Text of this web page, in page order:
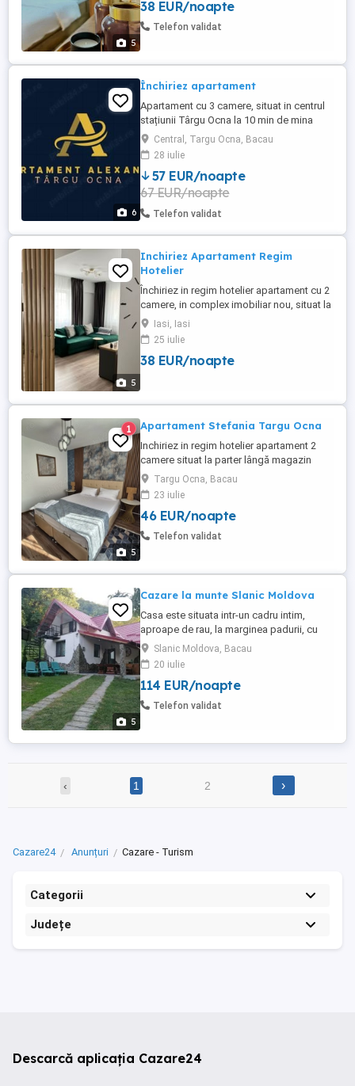
5
minute de centrul orașului. Pentru
perioade mai lungi de o săptămână pretul
38 EUR/noapte
Telefon validat
6
Închiriez apartament
Apartament cu 3 camere, situat in centrul
stațiunii Târgu Ocna la 10 min de mina
salina Pentru mai multe detalii sunați
Capacitate 5 persoane !
Central, Targu Ocna, Bacau
28 iulie
57 EUR/noapte
67 EUR/noapte
Telefon validat
5
Inchiriez Apartament Regim
Hotelier
Închiriez in regim hotelier apartament cu 2
camere, in complex imobiliar nou, situat la
2 km de centrul orașului Iași, aproape de
ieșirea din oraș, în cartier Dacia.
Apartamentul este complet mobilat și
utilat, dispune de loc de parcare privat,
Iasi, Iasi
25 iulie
38 EUR/noapte
5
1 Apartament Stefania Targu Ocna
Inchiriez in regim hotelier apartament 2
camere situat la parter lângă magazin
pennyTargu Ocna, Bacau
23 iulie
46 EUR/noapte
Telefon validat
5
Cazare la munte Slanic Moldova
Casa este situata intr-un cadru intim,
aproape de rau, la marginea padurii, cu
vedere la râul Slanic. Va oferim parcare
gratuita, internet, uscator de par, acces la
gratar și hamac. Tarife: de luni pana
duminica 600 lei seara. Situată la 3 km de
întrarea în stațiune și la 9 km de Salina
Slanic Moldova, Bacau
20 iulie
114 EUR/noapte
Telefon validat
‹ 1 2 ›
Cazare24 Anunțuri Cazare - Turism
Categorii
Județe
Descarcă aplicația Cazare24